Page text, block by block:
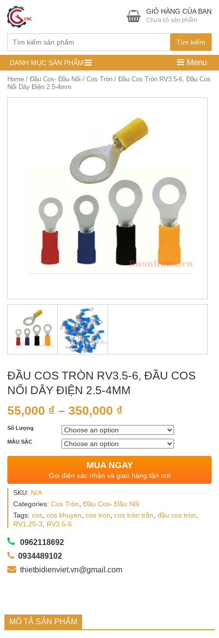
Tìm kiếm
GIỎ HÀNG CỦA BẠN
Chưa có sản phẩm
DANH MỤC SẢN PHẨM Menu
Home / Đầu Cos- Đầu Nối / Cos Tròn / Đầu Cos Tròn RV3.5-6, Đầu Cos
Nối Dây Điện 2.5-4mm
ĐẦU COS TRÒN RV3.5-6, ĐẦU COS
NỐI DÂY ĐIỆN 2.5-4MM
55,000 ₫ – 350,000 ₫
Số Lượng
MÀU SẮC
MUA NGAY
Gọi điện xác nhận và giao hàng tận nơi
SKU: N/A
Categories: Cos Tròn Đầu Cos- Đầu Nối
Tags: cos cos khuyen cos tron cos tròn trần đầu cos tròn
RV1.25-3
RV3.5-6
0962118692
0934489102
thietbidienviet.vn@gmail.com
MÔ TẢ SẢN PHẨM